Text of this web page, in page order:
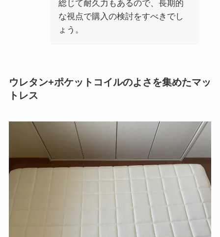
総じて耐久力もあるので、長期的
な視点で購入の検討をすべきでし
ょう。
ウレタン+ポケットコイルのよさを集めたマッ
トレス